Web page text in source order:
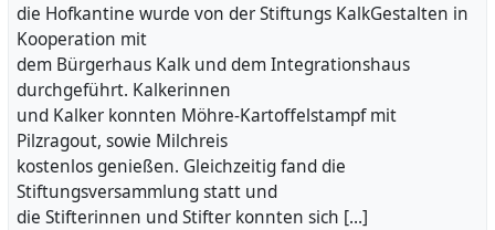
die Hofkantine wurde von der Stiftungs KalkGestalten in
Kooperation mit
dem Bürgerhaus Kalk und dem Integrationshaus
durchgeführt. Kalkerinnen
und Kalker konnten Möhre-Kartoffelstampf mit
Pilzragout, sowie Milchreis
kostenlos genießen. Gleichzeitig fand die
Stiftungsversammlung statt und
die Stifterinnen und Stifter konnten sich […]